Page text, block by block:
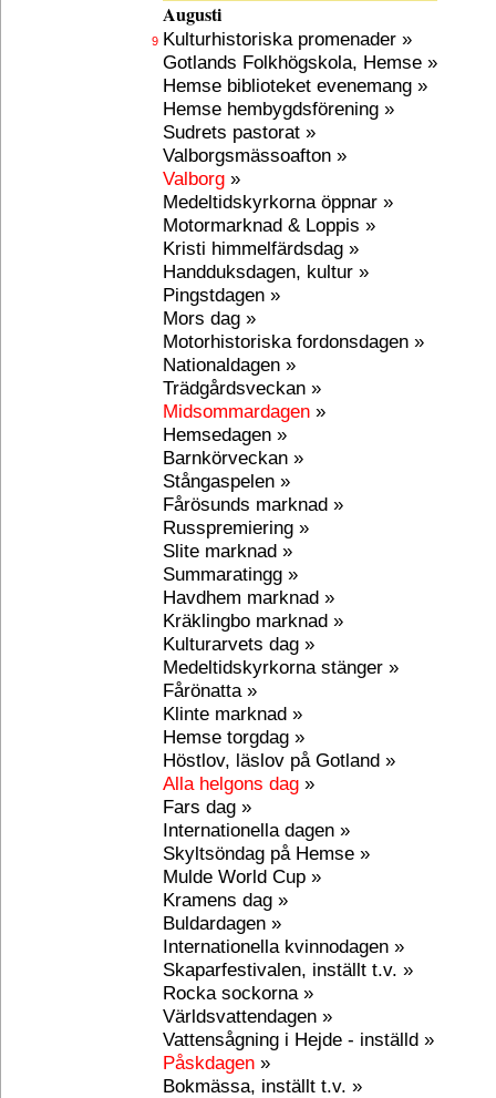
Augusti
9 Kulturhistoriska promenader »
Gotlands Folkhögskola, Hemse »
Hemse biblioteket evenemang »
Hemse hembygdsförening »
Sudrets pastorat »
Valborgsmässoafton »
Valborg »
Medeltidskyrkorna öppnar »
Motormarknad & Loppis »
Kristi himmelfärdsdag »
Handduksdagen, kultur »
Pingstdagen »
Mors dag »
Motorhistoriska fordonsdagen »
Nationaldagen »
Trädgårdsveckan »
Midsommardagen »
Hemsedagen »
Barnkörveckan »
Stångaspelen »
Fårösunds marknad »
Russpremiering »
Slite marknad »
Summaratingg »
Havdhem marknad »
Kräklingbo marknad »
Kulturarvets dag »
Medeltidskyrkorna stänger »
Fårönatta »
Klinte marknad »
Hemse torgdag »
Höstlov, läslov på Gotland »
Alla helgons dag »
Fars dag »
Internationella dagen »
Skyltsöndag på Hemse »
Mulde World Cup »
Kramens dag »
Buldardagen »
Internationella kvinnodagen »
Skaparfestivalen, inställt t.v. »
Rocka sockorna »
Världsvattendagen »
Vattensågning i Hejde - inställd »
Påskdagen »
Bokmässa, inställt t.v. »